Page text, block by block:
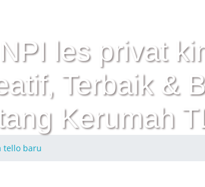
les privat
Terbaik &
Kerumah
tello baru